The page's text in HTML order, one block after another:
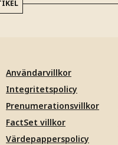
Användarvillkor
Integritetspolicy
Prenumerationsvillkor
FactSet villkor
Värdepapperspolicy